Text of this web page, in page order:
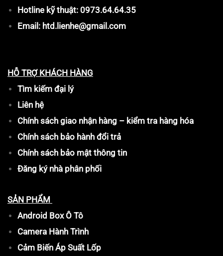
Hotline kỹ thuật: 0973.64.64.35
Email: htd.lienhe@gmail.com
HỖ TRỢ KHÁCH HÀNG
Tìm kiếm đại lý
Liên hệ
Chính sách giao nhận hàng – kiểm tra hàng hóa
Chính sách bảo hành đổi trả
Chính sách bảo mật thông tin
Đăng ký nhà phân phối
SẢN PHẨM
Android Box Ô Tô
Camera Hành Trình
Cảm Biến Áp Suất Lốp